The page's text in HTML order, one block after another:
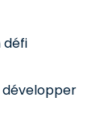
défi
développer